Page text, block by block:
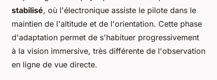
stabilisé, où l'électronique assiste le pilote dans le
maintien de l'altitude et de l'orientation. Cette phase
d'adaptation permet de s'habituer progressivement
à la vision immersive, très différente de l'observation
en ligne de vue directe.